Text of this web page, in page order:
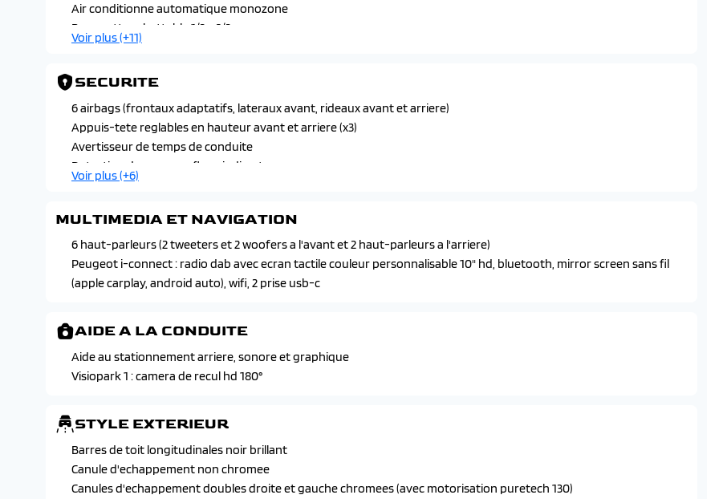
Air conditionne automatique monozone
Banquette rabattable 1/3 - 2/3
Console haute avec accoudoir et frein de stationnement electrique, 1 prise usb-c, 1 pris usb-a pour les passagers
Direction assistee electrique
Eclairage interieur a led
Eclairage polyambient 8 couleurs
Leve-vitres avant et arriere electriques, sequentiels et antipincement
Plancher de coffre
Retroviseur interieur electrochrome avec cadre
Vitres laterales arriere et lunette arriere surteintees
Volant reglable en hauteur et profondeur
Voir plus (+11)
SECURITE
6 airbags (frontaux adaptatifs, lateraux avant, rideaux avant et arriere)
Appuis-tete reglables en hauteur avant et arriere (x3)
Avertisseur de temps de conduite
Detection de sous gonflage indirecte
Feux arriere a led avec doubles lignes horizontales
Programme de stabilite (esc) avec antipatinage des roues (asr), antiblocage des roues (abs), repartiteur
electronique de freinage (ref), assistance au freinage d'urgence (afu), controle dynamique de stabilite (cds) et
controle de stabilite de la remorque
Projecteurs peugeot full led technology avec signature 3 griffes, avec commutation automatique des feux de
Voir plus (+6)
MULTIMEDIA ET NAVIGATION
6 haut-parleurs (2 tweeters et 2 woofers a l'avant et 2 haut-parleurs a l'arriere)
Peugeot i-connect : radio dab avec ecran tactile couleur personnalisable 10" hd, bluetooth, mirror screen sans fil
(apple carplay, android auto), wifi, 2 prise usb-c
AIDE A LA CONDUITE
Aide au stationnement arriere, sonore et graphique
Visiopark 1 : camera de recul hd 180°
STYLE EXTERIEUR
Barres de toit longitudinales noir brillant
Canule d'echappement non chromee
Canules d'echappement doubles droite et gauche chromees (avec motorisation puretech 130)